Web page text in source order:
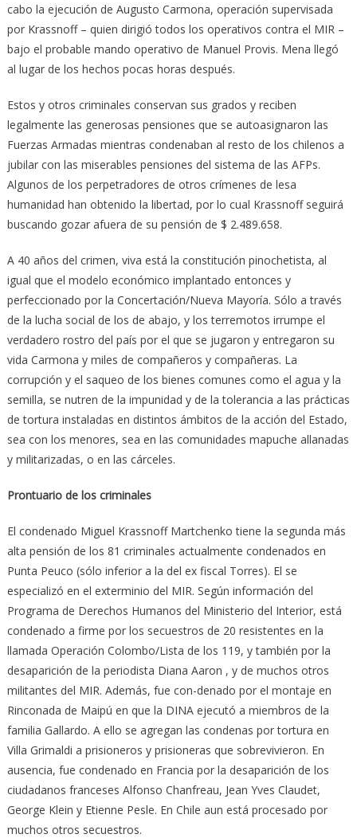
cabo la ejecución de Augusto Carmona, operación supervisada
por Krassnoff – quien dirigió todos los operativos contra el MIR –
bajo el probable mando operativo de Manuel Provis. Mena llegó
al lugar de los hechos pocas horas después.
Estos y otros criminales conservan sus grados y reciben
legalmente las generosas pensiones que se autoasignaron las
Fuerzas Armadas mientras condenaban al resto de los chilenos a
jubilar con las miserables pensiones del sistema de las AFPs.
Algunos de los perpetradores de otros crímenes de lesa
humanidad han obtenido la libertad, por lo cual Krassnoff seguirá
buscando gozar afuera de su pensión de $ 2.489.658.
A 40 años del crimen, viva está la constitución pinochetista, al
igual que el modelo económico implantado entonces y
perfeccionado por la Concertación/Nueva Mayoría. Sólo a través
de la lucha social de los de abajo, y los terremotos irrumpe el
verdadero rostro del país por el que se jugaron y entregaron su
vida Carmona y miles de compañeros y compañeras. La
corrupción y el saqueo de los bienes comunes como el agua y la
semilla, se nutren de la impunidad y de la tolerancia a las prácticas
de tortura instaladas en distintos ámbitos de la acción del Estado,
sea con los menores, sea en las comunidades mapuche allanadas
y militarizadas, o en las cárceles.
Prontuario de los criminales
El condenado Miguel Krassnoff Martchenko tiene la segunda más
alta pensión de los 81 criminales actualmente condenados en
Punta Peuco (sólo inferior a la del ex fiscal Torres). El se
especializó en el exterminio del MIR. Según información del
Programa de Derechos Humanos del Ministerio del Interior, está
condenado a firme por los secuestros de 20 resistentes en la
llamada Operación Colombo/Lista de los 119, y también por la
desaparición de la periodista Diana Aaron , y de muchos otros
militantes del MIR. Además, fue con-denado por el montaje en
Rinconada de Maipú en que la DINA ejecutó a miembros de la
familia Gallardo. A ello se agregan las condenas por tortura en
Villa Grimaldi a prisioneros y prisioneras que sobrevivieron. En
ausencia, fue condenado en Francia por la desaparición de los
ciudadanos franceses Alfonso Chanfreau, Jean Yves Claudet,
George Klein y Etienne Pesle. En Chile aun está procesado por
muchos otros secuestros.